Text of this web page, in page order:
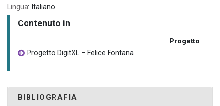
Lingua: Italiano
Contenuto in
Progetto
Progetto DigitXL – Felice Fontana
BIBLIOGRAFIA